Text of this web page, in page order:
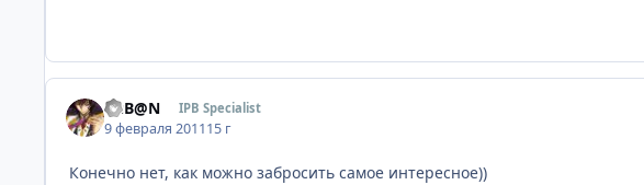
RuB@N IPB Specialist
9 февраля 201115 г
Конечно нет, как можно забросить самое интересное))